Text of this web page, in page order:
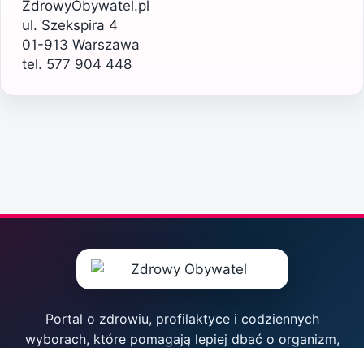
ZdrowyObywatel.pl
ul. Szekspira 4
01-913 Warszawa
tel. 577 904 448
Portal o zdrowiu, profilaktyce i codziennych
wyborach, które pomagają lepiej dbać o organizm,